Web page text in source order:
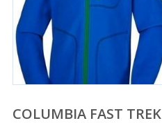
COLUMBIA FAST TREK